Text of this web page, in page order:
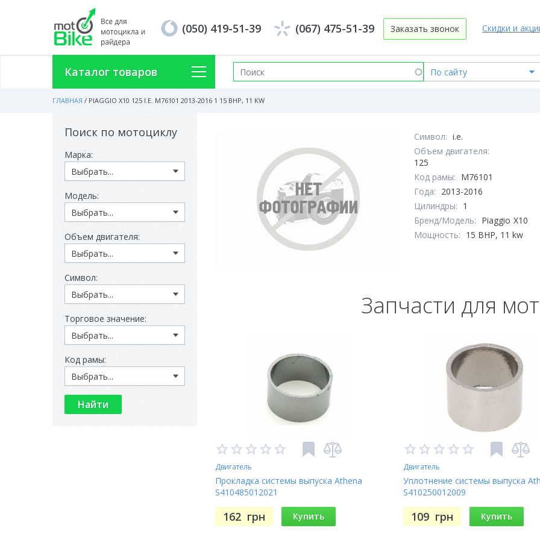
Скидки и
(050) 419-51-39 (067) 475-51-39 Заказать звонок
Каталог товаров
ГЛАВНАЯ / PIAGGIO X10 125 I.E. M76101 2013-2016 1 15 BHP, 11 KW
Символ: i.e.
Объем двигателя:
125
Код рамы: M76101
Года: 2013-2016
Цилиндры: 1
Бренд/Модель: Piaggio X10
Мощность: 15 BHP, 11 kw
Запчасти для
Двигатель
Прокладка системы выпуска Athena
S410485012021
162 грн Купить
Двигатель
Уплотнение системы выпуска
S410250012009
109 грн Купить
Поиск по мотоциклу
Марка:
Модель:
Объем двигателя:
Символ:
Торговое значение:
Код рамы: